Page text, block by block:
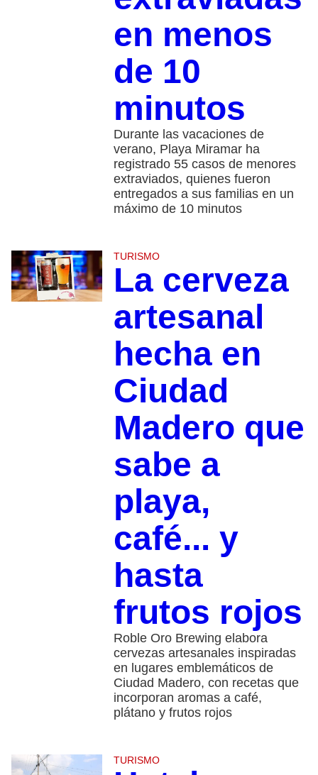
en menos
de 10
minutos
Durante las vacaciones de
verano, Playa Miramar ha
registrado 55 casos de menores
extraviados, quienes fueron
entregados a sus familias en un
máximo de 10 minutos
TURISMO
La cerveza
artesanal
hecha en
Ciudad
Madero que
sabe a
playa,
café... y
hasta
frutos rojos
Roble Oro Brewing elabora
cervezas artesanales inspiradas
en lugares emblemáticos de
Ciudad Madero, con recetas que
incorporan aromas a café,
plátano y frutos rojos
TURISMO